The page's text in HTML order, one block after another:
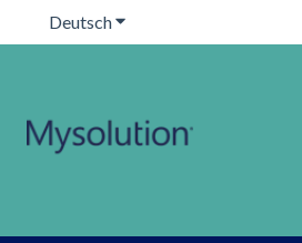
DeutschUntermenü für